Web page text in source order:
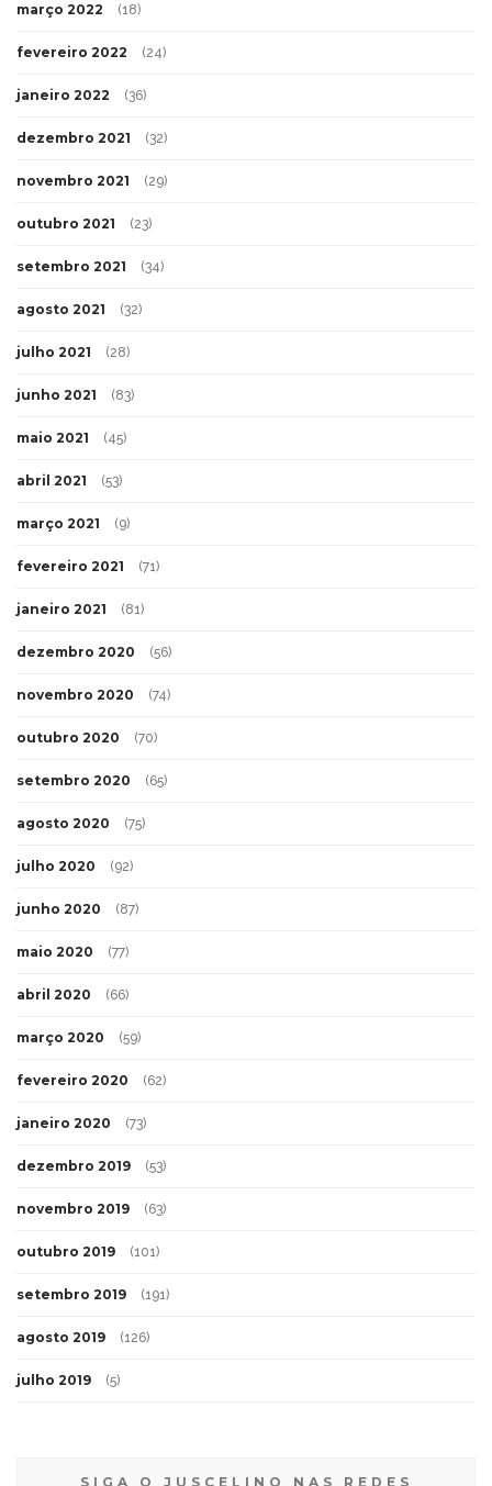
março 2022 (18)
fevereiro 2022 (24)
janeiro 2022 (36)
dezembro 2021 (32)
novembro 2021 (29)
outubro 2021 (23)
setembro 2021 (34)
agosto 2021 (32)
julho 2021 (28)
junho 2021 (83)
maio 2021 (45)
abril 2021 (53)
março 2021 (9)
fevereiro 2021 (71)
janeiro 2021 (81)
dezembro 2020 (56)
novembro 2020 (74)
outubro 2020 (70)
setembro 2020 (65)
agosto 2020 (75)
julho 2020 (92)
junho 2020 (87)
maio 2020 (77)
abril 2020 (66)
março 2020 (59)
fevereiro 2020 (62)
janeiro 2020 (73)
dezembro 2019 (53)
novembro 2019 (63)
outubro 2019 (101)
setembro 2019 (191)
agosto 2019 (126)
julho 2019 (5)
SIGA O JUSCELINO NAS REDES